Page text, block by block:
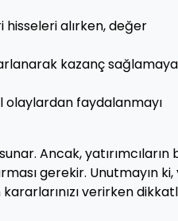
hisseleri alırken, değer
kazanç sağlamaya
olaylardan faydalanmayı
Ancak, yatırımcıların
gerekir. Unutmayın
verirken